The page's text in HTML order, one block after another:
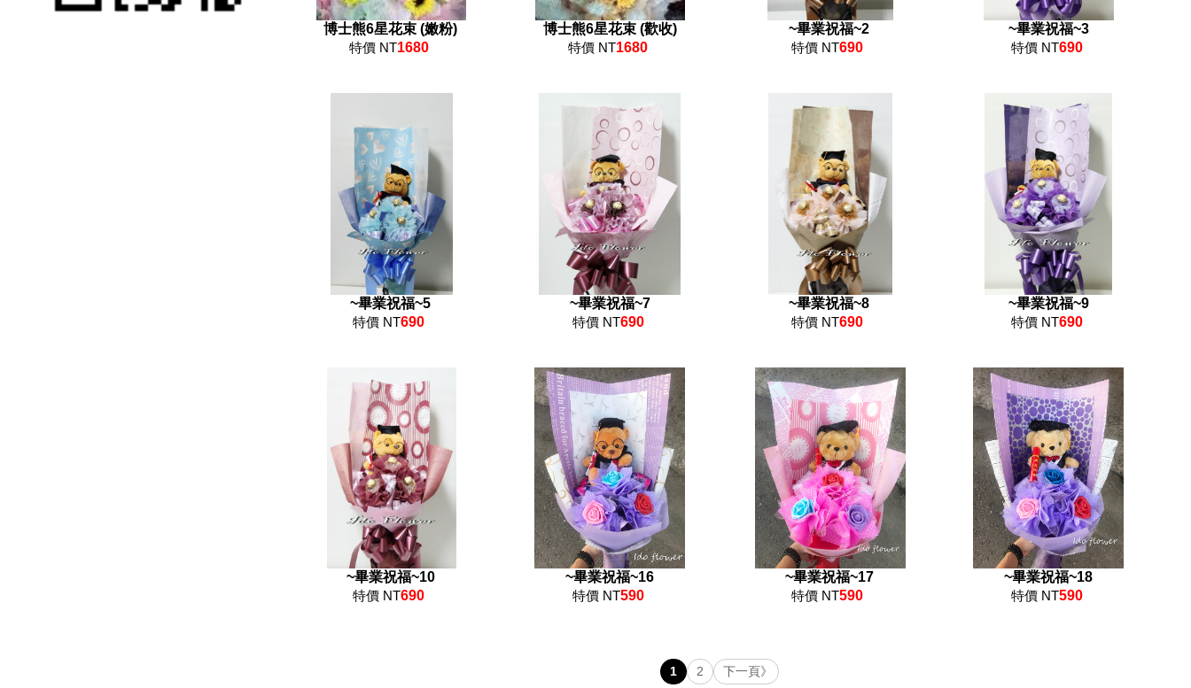
博士熊6星花束 (嫩粉)
特價 NT1680
博士熊6星花束 (歡收)
特價 NT1680
~畢業祝福~2
特價 NT690
~畢業祝福~3
特價 NT690
~畢業祝福~5
特價 NT690
~畢業祝福~7
特價 NT690
~畢業祝福~8
特價 NT690
~畢業祝福~9
特價 NT690
~畢業祝福~10
特價 NT690
~畢業祝福~16
特價 NT590
~畢業祝福~17
特價 NT590
~畢業祝福~18
特價 NT590
1 2 下一頁》